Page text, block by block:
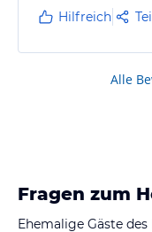
Zimmer klein
gegenüber eher
Sonst ruhig und
wo es gute
Hilfreich
Alle
Fragen zum
Ehemalige Gäste